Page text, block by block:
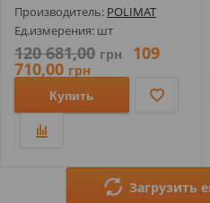
Производитель: POLIMAT
Ед.измерения: шт
120 681,00 грн 109
710,00 грн
Купить
Загрузить